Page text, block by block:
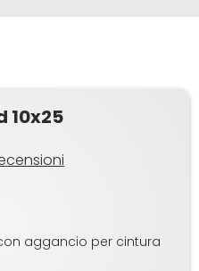
10x25
aggancio per cintura